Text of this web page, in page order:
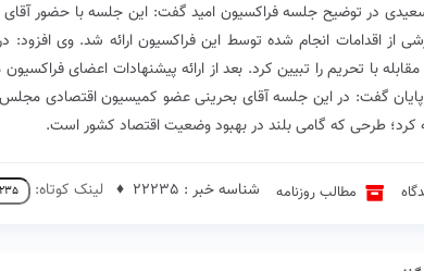
در توضیح جلسه فراکسیون امید گفت: این جلسه با حضور آقای
از اقدامات انجام شده توسط این فراکسیون ارائه شد. وی
با تحریم را تبیین کرد. بعد از ارائه پیشنهادات اعضای
گفت: در این جلسه آقای بحرینی عضو کمیسیون اقتصادی مجلس
کرد؛ طرحی که گامی بلند در بهبود وضعیت اقتصاد کشور است.
مطالب روزنامه شناسه خبر : 22235 ♦ لینک کوتاه: